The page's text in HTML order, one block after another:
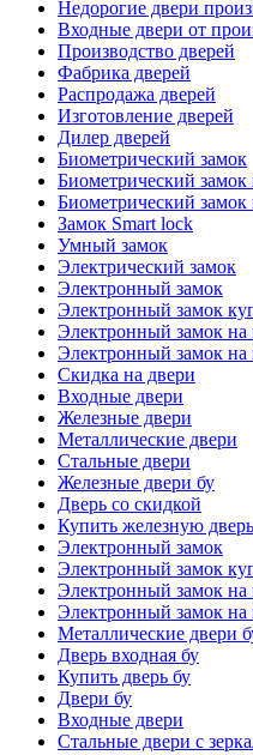
Недорогие двери
Входные двери от
Производство дверей
Фабрика дверей
Распродажа дверей
Изготовление дверей
Дилер дверей
Биометрический замок
Биометрический замок
Биометрический
Замок Smart lock
Умный замок
Электрический замок
Электронный замок
Электронный замок
Электронный замок на
Электронный замок на
Скидка на двери
Входные двери
Железные двери
Металлические двери
Стальные двери
Железные двери бу
Дверь со скидкой
Купить железную
Электронный замок
Электронный замок
Электронный замок
Электронный замок на
Металлические двери
Дверь входная бу
Купить дверь бу
Двери бу
Входные двери
Стальные двери с